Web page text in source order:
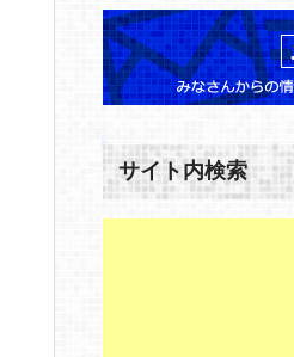
サイト内検索